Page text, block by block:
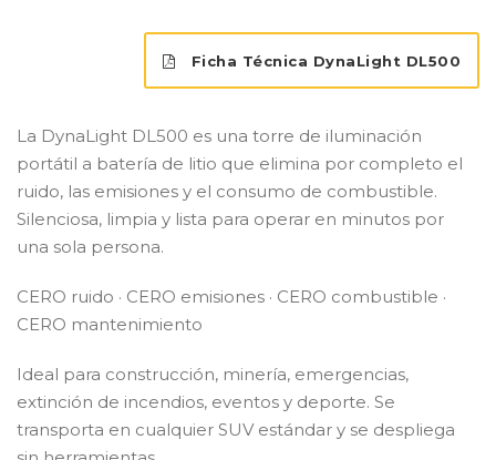
Ficha Técnica DynaLight DL500
La DynaLight DL500 es una torre de iluminación
portátil a batería de litio que elimina por completo el
ruido, las emisiones y el consumo de combustible.
Silenciosa, limpia y lista para operar en minutos por
una sola persona.
CERO ruido · CERO emisiones · CERO combustible ·
CERO mantenimiento
Ideal para construcción, minería, emergencias,
extinción de incendios, eventos y deporte. Se
transporta en cualquier SUV estándar y se despliega